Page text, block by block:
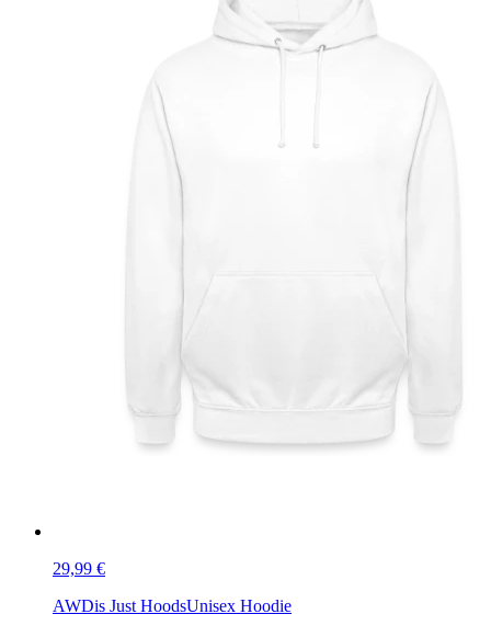
29,99 €
AWDis Just HoodsUnisex Hoodie